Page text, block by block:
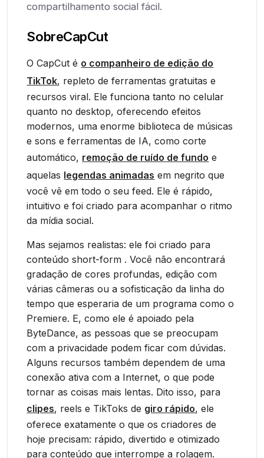
compartilhamento social fácil.
SobreCapCut
O CapCut é o companheiro de edição do
TikTok, repleto de ferramentas gratuitas e
recursos viral. Ele funciona tanto no celular
quanto no desktop, oferecendo efeitos
modernos, uma enorme biblioteca de músicas
e sons e ferramentas de IA, como corte
automático, remoção de ruído de fundo e
aquelas legendas animadas em negrito que
você vê em todo o seu feed. Ele é rápido,
intuitivo e foi criado para acompanhar o ritmo
da mídia social.
Mas sejamos realistas: ele foi criado para
conteúdo short-form . Você não encontrará
gradação de cores profundas, edição com
várias câmeras ou a sofisticação da linha do
tempo que esperaria de um programa como o
Premiere. E, como ele é apoiado pela
ByteDance, as pessoas que se preocupam
com a privacidade podem ficar com dúvidas.
Alguns recursos também dependem de uma
conexão ativa com a Internet, o que pode
tornar as coisas mais lentas. Dito isso, para
clipes, reels e TikToks de giro rápido, ele
oferece exatamente o que os criadores de
hoje precisam: rápido, divertido e otimizado
para conteúdo que interrompe a rolagem.